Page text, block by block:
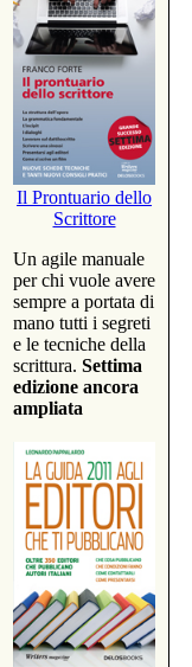
Il Prontuario dello
Scrittore
Un agile manuale
per chi vuole avere
sempre a portata di
mano tutti i segreti
e le tecniche della
scrittura. Settima
edizione ancora
ampliata